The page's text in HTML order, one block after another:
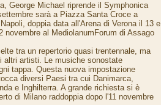
George Michael riprende il Symphonica
sarà a Piazza Santa Croce a
doppia data all'Arena di Verona il 13 e
al MediolanumForum di Assago
tra un repertorio quasi trentennale, ma
altri artisti. Le musiche sonostate
tappa. Questa nuova impostazione
diversi Paesi tra cui Danimarca,
e Inghilterra. A grande richiesta si è
di Milano raddoppia dopo l'11 novembre